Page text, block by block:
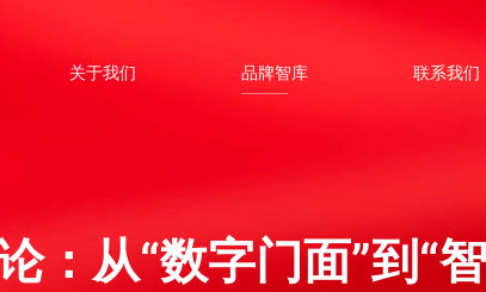
关于我们 品牌智库 联系我们
从“数字门面”到“